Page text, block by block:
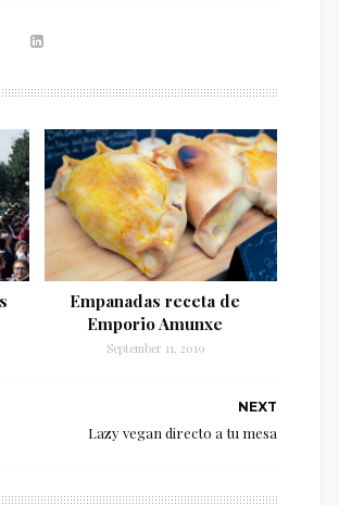
Empanadas receta de
Emporio Amunxe
September 11, 2019
NEXT
Lazy vegan directo a tu mesa